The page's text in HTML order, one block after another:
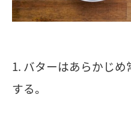
1. バターはあらかじめ
する。